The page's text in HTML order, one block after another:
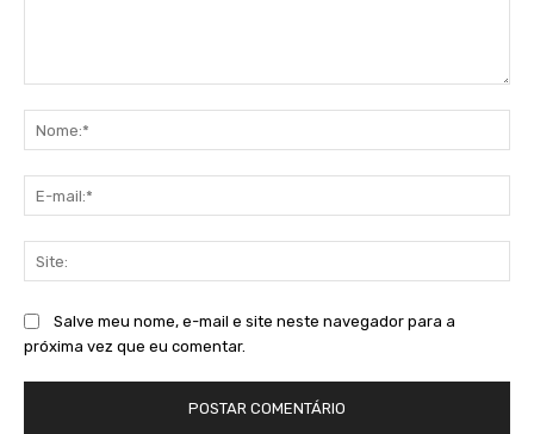
Salve meu nome, e-mail e site neste navegador para a
próxima vez que eu comentar.